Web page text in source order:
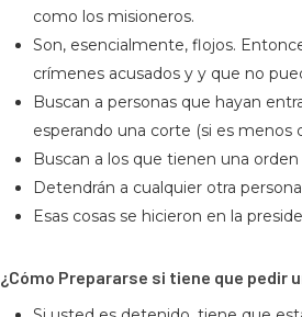
como los misioneros.
Son, esencialmente, flojos.
crímenes acusados y y que no
Buscan a personas que hayan
esperando una corte (si es menos
Buscan a los que tienen una
Detendrán a cualquier otra
Esas cosas se hicieron en la
¿Cómo Prepararse si tiene que pedir